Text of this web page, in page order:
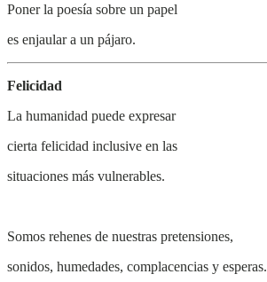
Poner la poesía sobre un papel
es enjaular a un pájaro.
Felicidad
La humanidad puede expresar
cierta felicidad inclusive en las
situaciones más vulnerables.
Somos rehenes de nuestras pretensiones,
sonidos, humedades, complacencias y esperas.